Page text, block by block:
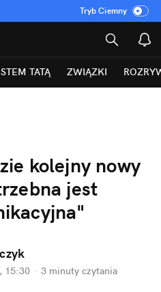
Tryb Ciemny
TATĄ ZWIĄZKI
kolejny nowy
jest
15:30 · 3 minuty czytania